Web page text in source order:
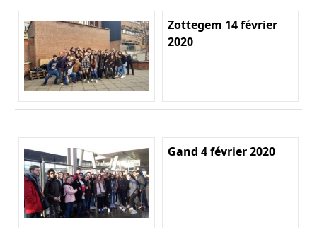
Zottegem 14 février
2020
Gand 4 février 2020